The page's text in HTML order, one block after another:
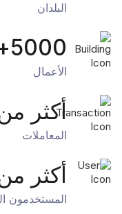
البلدان
5000+
الأعمال
أكثر من 10
المعاملات
أكثر من
المستخدمون